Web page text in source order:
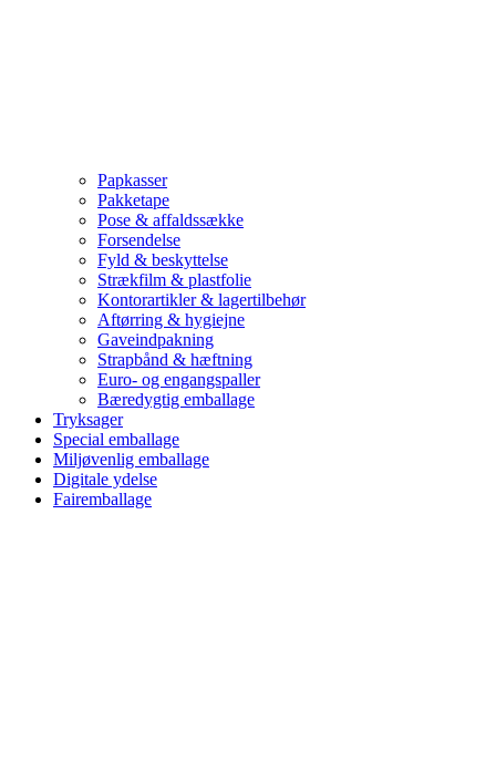
Papkasser
Pakketape
Pose & affaldssække
Forsendelse
Fyld & beskyttelse
Strækfilm & plastfolie
Kontorartikler & lagertilbehør
Aftørring & hygiejne
Gaveindpakning
Strapbånd & hæftning
Euro- og engangspaller
Bæredygtig emballage
Tryksager
Special emballage
Miljøvenlig emballage
Digitale ydelse
Fairemballage